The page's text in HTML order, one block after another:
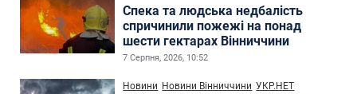
Спека та людська недбалість
спричинили пожежі на понад
шести гектарах Вінниччини
7 Серпня, 2026, 10:52
Новини Новини Вінниччини УКР.НЕТ